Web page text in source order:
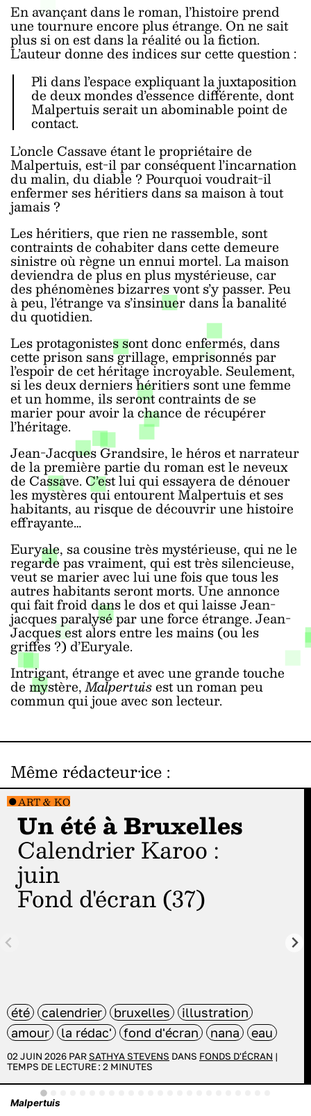
En avançant dans le roman, l’histoire prend
une tournure encore plus étrange. On ne sait
plus si on est dans la réalité ou la fiction.
L’auteur donne des indices sur cette question :
Pli dans l’espace expliquant la juxtaposition
de deux mondes d’essence différente, dont
Malpertuis serait un abominable point de
contact.
L’oncle Cassave étant le propriétaire de
Malpertuis, est-il par conséquent l’incarnation
du malin, du diable ? Pourquoi voudrait-il
enfermer ses héritiers dans sa maison à tout
jamais ?
Les héritiers, que rien ne rassemble, sont
contraints de cohabiter dans cette demeure
sinistre où règne un ennui mortel. La maison
deviendra de plus en plus mystérieuse, car
des phénomènes bizarres vont s’y passer. Peu
à peu, l’étrange va s’insinuer dans la banalité
du quotidien.
Les protagonistes sont donc enfermés, dans
cette prison sans grillage, emprisonnés par
l’espoir de cet héritage incroyable. Seulement,
si les deux derniers héritiers sont une femme
et un homme, ils seront contraints de se
marier pour avoir la chance de récupérer
l’héritage.
Jean-Jacques Grandsire, le héros et narrateur
de la première partie du roman est le neveux
de Cassave. C’est lui qui essayera de dénouer
les mystères qui entourent Malpertuis et ses
habitants, au risque de découvrir une histoire
effrayante…
Euryale, sa cousine très mystérieuse, qui ne le
regarde pas vraiment, qui est très silencieuse,
veut se marier avec lui une fois que tous les
autres habitants seront morts. Une annonce
qui fait froid dans le dos et qui laisse Jean-
jacques paralysé par une force étrange. Jean-
Jacques est alors entre les mains (ou les
griffes ?) d’Euryale.
Intrigant, étrange et avec une grande touche
de mystère,Malpertuisest un roman peu
commun qui joue avec son lecteur.
Même rédacteur·ice :
ART & KO
Un été à Bruxelles
Calendrier Karoo :
juin
Fond d'écran (37)
été calendrier bruxelles
illustration
amour
la rédac' fond d'écran nana eau
02 JUIN 2026 PAR SATHYA STEVENS DANS FONDS D'ÉCRAN |
TEMPS DE LECTURE : 2 MINUTES
Malpertuis